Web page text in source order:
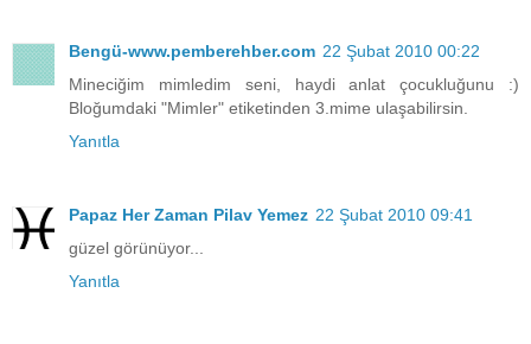
Bengü-www.pemberehber.com 22 Şubat 2010 00:22
Mineciğim mimledim seni, haydi anlat çocukluğunu :)
Bloğumdaki "Mimler" etiketinden 3.mime ulaşabilirsin.
Yanıtla
Papaz Her Zaman Pilav Yemez 22 Şubat 2010 09:41
güzel görünüyor...
Yanıtla